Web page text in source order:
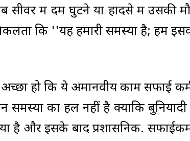
सीवर में दम घुटने या हादसे में उसकी
कि ''यह हमारी समस्या है; हम
अच्छा हो कि ये अमानवीय काम सफाई
समस्या का हल नहीं है क्योंकि
है और इसके बाद प्रशासनिक.